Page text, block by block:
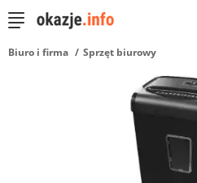
Biuro i firma Sprzęt biurowy